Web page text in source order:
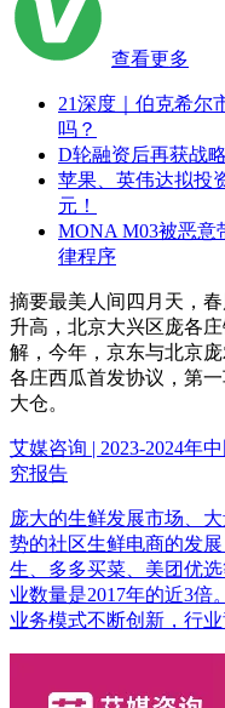
查看更多
21深度｜伯克希尔
吗？
D轮融资后再获战
苹果、英伟达拟投
元！
MONA M03被恶意
律程序
摘要最美人间四月天，
升高，北京大兴区庞各
解，今年，京东与北京
各庄西瓜首发协议，第
大仓。
艾媒咨询 | 2023-2024年
究报告
庞大的生鲜发展市场、
势的社区生鲜电商的发
生、多多买菜、美团优
业数量是2017年的近3倍
业务模式不断创新，行业